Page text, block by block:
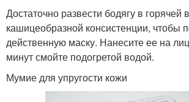
Достаточно развести бодягу в горячей
кашицеобразной консистенции, чтобы
действенную маску. Нанесите ее на
минут смойте подогретой водой.
Мумие для упругости кожи